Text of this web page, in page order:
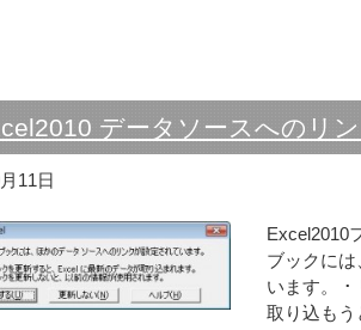
データソースへのリ
11日
Excel2010
ブックに
います。 ･
取り込もう